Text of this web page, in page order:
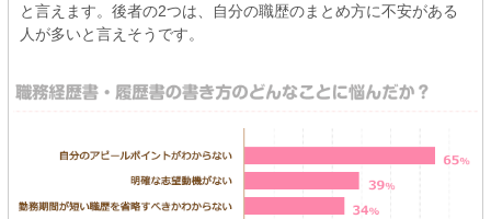
と言えます。後者の2つは、自分の職歴のまとめ方に不安がある
人が多いと言えそうです。